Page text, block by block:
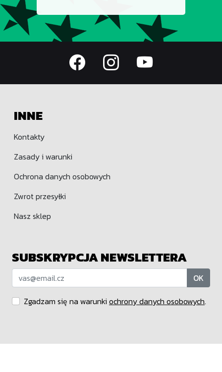
INNE
Kontakty
Zasady i warunki
Ochrona danych osobowych
Zwrot przesyłki
Nasz sklep
SUBSKRYPCJA NEWSLETTERA
OK
Zgadzam się na warunki ochrony danych osobowych.